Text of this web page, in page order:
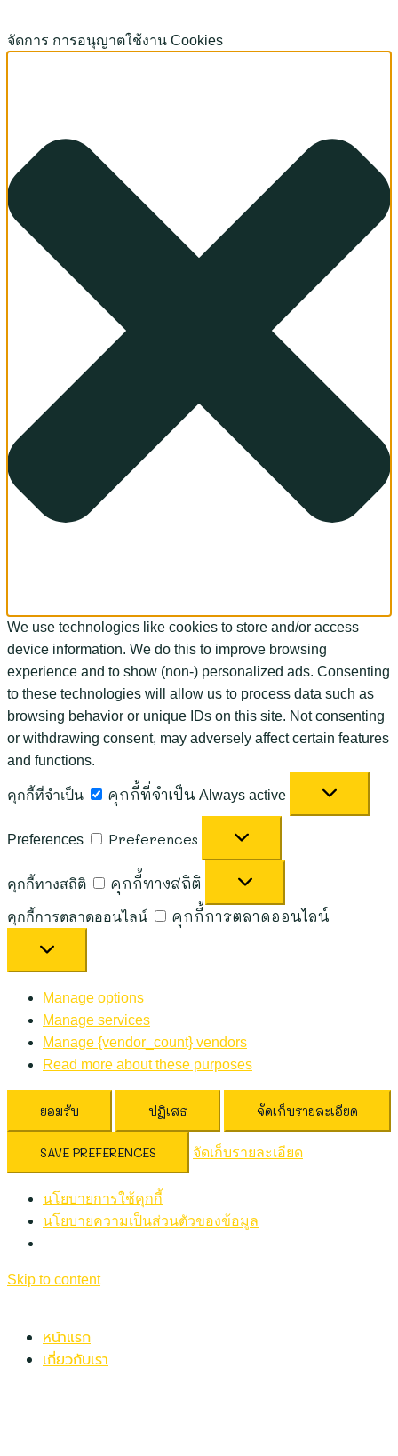
จัดการ การอนุญาตใช้งาน Cookies
We use technologies like cookies to store and/or access
device information. We do this to improve browsing
experience and to show (non-) personalized ads. Consenting
to these technologies will allow us to process data such as
browsing behavior or unique IDs on this site. Not consenting
or withdrawing consent, may adversely affect certain features
and functions.
คุกกี้ที่จำเป็น คุกกี้ที่จำเป็น Always active
Preferences Preferences
คุกกี้ทางสถิติ คุกกี้ทางสถิติ
คุกกี้การตลาดออนไลน์ คุกกี้การตลาดออนไลน์
Manage options
Manage services
Manage {vendor_count} vendors
Read more about these purposes
ยอมรับ ปฎิเสธ จัดเก็บรายละเอียด
SAVE PREFERENCES จัดเก็บรายละเอียด
นโยบายการใช้คุกกี้
นโยบายความเป็นส่วนตัวของข้อมูล
Skip to content
หน้าแรก
เกี่ยวกับเรา